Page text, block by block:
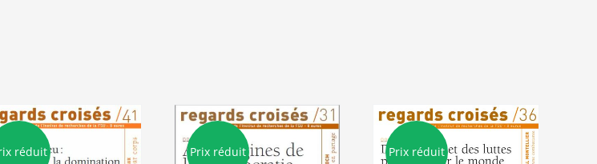
réduit Prix réduit Prix réduit